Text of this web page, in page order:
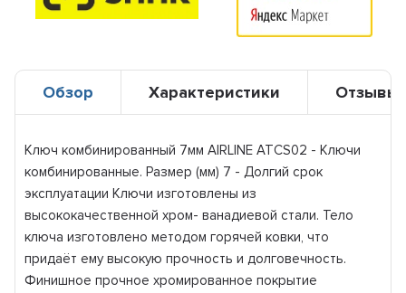
Обзор Характеристики Отзывы
Ключ комбинированный 7мм AIRLINE ATCS02 - Ключи
комбинированные. Размер (мм) 7 - Долгий срок
эксплуатации Ключи изготовлены из
высококачественной хром- ванадиевой стали. Тело
ключа изготовлено методом горячей ковки, что
придаёт ему высокую прочность и долговечность.
Финишное прочное хромированное покрытие